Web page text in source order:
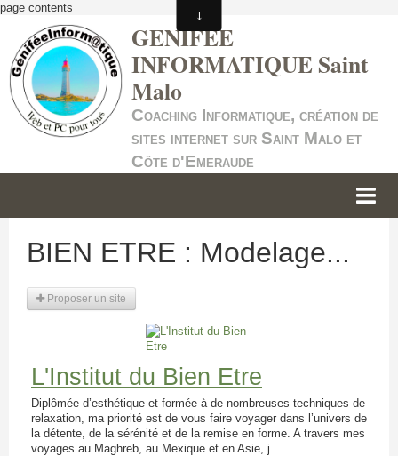
page contents
GENIFEE
INFORMATIQUE Saint
Malo
Coaching Informatique, création de
sites internet sur Saint Malo et
Côte d'Emeraude
SITES INTERNET
NOS TARIFS
CONTACT
BOUTIQUE
BIEN ETRE : Modelage...
Proposer un site
L'Institut du Bien Etre
Diplômée d’esthétique et formée à de nombreuses techniques de
relaxation, ma priorité est de vous faire voyager dans l’univers de
la détente, de la sérénité et de la remise en forme. A travers mes
voyages au Maghreb, au Mexique et en Asie, j